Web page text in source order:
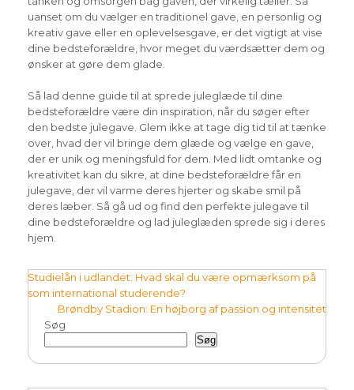
uanset om du vælger en traditionel gave, en personlig og
kreativ gave eller en oplevelsesgave, er det vigtigt at vise
dine bedsteforældre, hvor meget du værdsætter dem og
ønsker at gøre dem glade.
Så lad denne guide til at sprede juleglæde til dine
bedsteforældre være din inspiration, når du søger efter
den bedste julegave. Glem ikke at tage dig tid til at tænke
over, hvad der vil bringe dem glæde og vælge en gave,
der er unik og meningsfuld for dem. Med lidt omtanke og
kreativitet kan du sikre, at dine bedsteforældre får en
julegave, der vil varme deres hjerter og skabe smil på
deres læber. Så gå ud og find den perfekte julegave til
dine bedsteforældre og lad juleglæden sprede sig i deres
hjem.
Indlægsnavigation
Studielån i udlandet: Hvad skal du være opmærksom på
som international studerende?
Brøndby Stadion: En højborg af passion og intensitet
Søg
Søg